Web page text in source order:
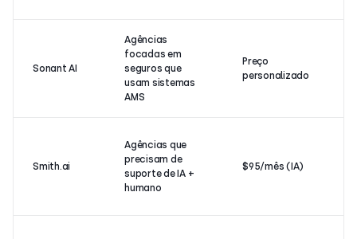
Sonant AI
Agências
focadas em
seguros que
usam sistemas
AMS
Preço
personalizado
Smith.ai
Agências que
precisam de
suporte de IA +
humano
$95/mês (IA)